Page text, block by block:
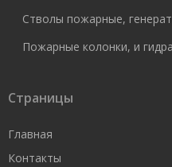
Стволы пожарные,
Пожарные колонки, и
Страницы
Главная
Контакты